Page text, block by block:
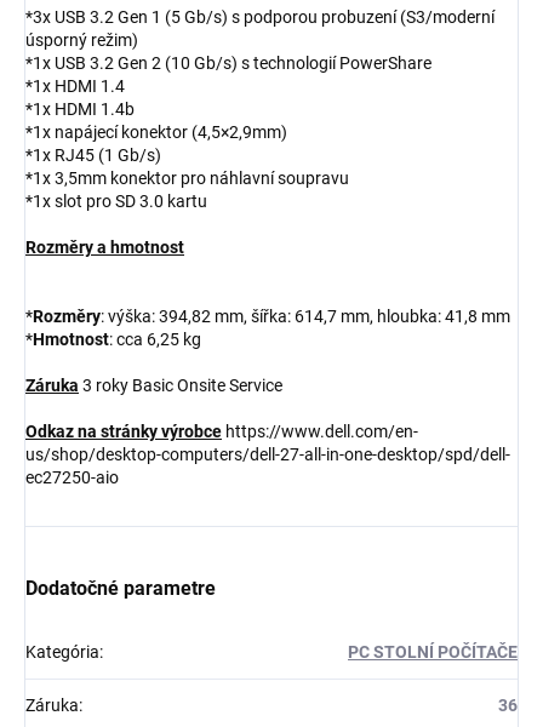
*3x USB 3.2 Gen 1 (5 Gb/s) s podporou probuzení (S3/moderní
úsporný režim)
*1x USB 3.2 Gen 2 (10 Gb/s) s technologií PowerShare
*1x HDMI 1.4
*1x HDMI 1.4b
*1x napájecí konektor (4,5×2,9mm)
*1x RJ45 (1 Gb/s)
*1x 3,5mm konektor pro náhlavní soupravu
*1x slot pro SD 3.0 kartu
Rozměry a hmotnost
*Rozměry: výška: 394,82 mm, šířka: 614,7 mm, hloubka: 41,8 mm
*Hmotnost: cca 6,25 kg
Záruka 3 roky Basic Onsite Service
Odkaz na stránky výrobce https://www.dell.com/en-
us/shop/desktop-computers/dell-27-all-in-one-desktop/spd/dell-
ec27250-aio
Dodatočné parametre
Kategória: PC STOLNÍ POČÍTAČE
Záruka: 36